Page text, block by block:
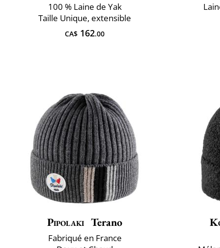
100 % Laine de Yak
Taille Unique, extensible
CA$ 162.00
Pipolaki Terano
Fabriqué en France